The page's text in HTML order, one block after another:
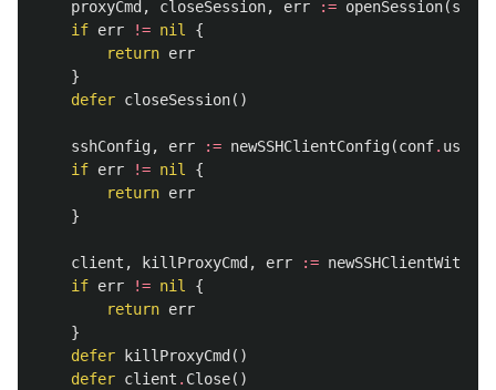
proxyCmd , closeSession, err := openSession(svc
if err != nil
{
return err
}
defer closeSession()
sshConfig, err := newSSHClientConfig(conf. user
if err != nil
{
return err
}
client , killProxyCmd , err :=
if err != nil
{
return err
}
defer
killProxyCmd ()
defer client . Close()